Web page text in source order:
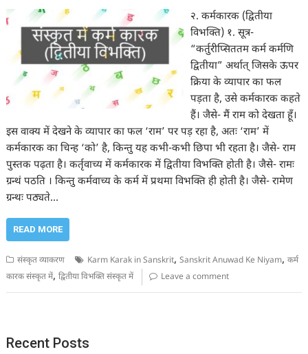
२. कर्मकारक (द्वितीया
विभक्ति) १. सूत्र-
“कर्तुरीप्सिततम कर्म कर्मणि
द्वितीया” अर्थात् जिसके ऊपर
क्रिया के व्यापार का फल
पड़ता है, उसे कर्मकारक कहते
हैं। जैसे- मैं राम को देखता हूँ।
इस वाक्य में देखने के व्यापार का फल ‘राम’ पर पड़ रहा है, अतः ‘राम’ में
कर्मकारक का चिन्ह ‘को’ है, किन्तु यह कभी-कभी छिपा भी रहता है। जैसे- राम
पुस्तक पढ़ता है। कर्तृवाच्य में कर्मकारक में द्वितीया विभक्ति होती है। जैसे- रामः
ग्रन्थं पठति । किन्तु कर्मवाच्य के कर्म में प्रथमा विभक्ति ही होती है। जैसे- रामेण
ग्रन्थः पठ्यते…
READ MORE
संस्कृत व्याकरण Karm Karak in Sanskrit,Sanskrit Anuwad Ke Niyam,कर्म
कारक संस्कृत में,द्वितीया विभक्ति संस्कृत में Leave a comment
Recent Posts